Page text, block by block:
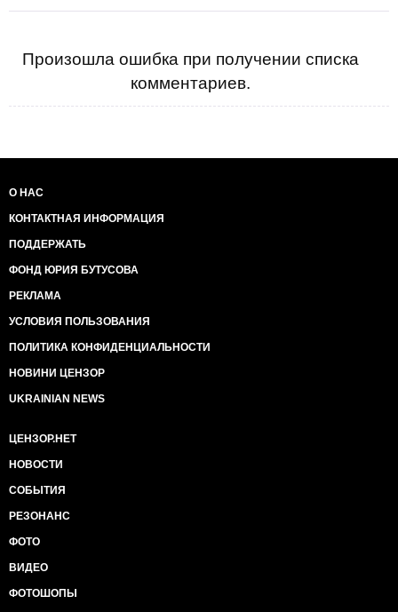
Произошла ошибка при получении списка
комментариев.
О НАС
КОНТАКТНАЯ ИНФОРМАЦИЯ
ПОДДЕРЖАТЬ
ФОНД ЮРИЯ БУТУСОВА
РЕКЛАМА
УСЛОВИЯ ПОЛЬЗОВАНИЯ
ПОЛИТИКА КОНФИДЕНЦИАЛЬНОСТИ
НОВИНИ ЦЕНЗОР
UKRAINIAN NEWS
ЦЕНЗОР.НЕТ
НОВОСТИ
СОБЫТИЯ
РЕЗОНАНС
ФОТО
ВИДЕО
ФОТОШОПЫ